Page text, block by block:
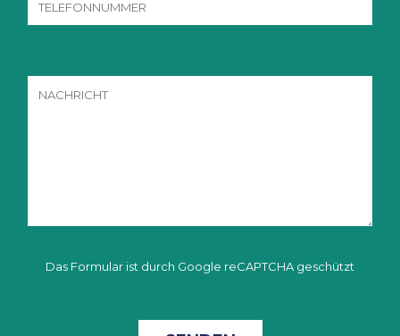
Das Formular ist durch Google reCAPTCHA geschützt